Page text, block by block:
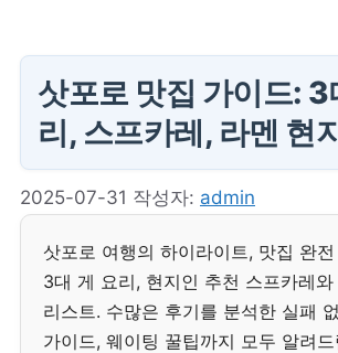
삿포로 맛집 가이드: 3
리, 스프카레, 라멘 현
2025-07-31 작성자: admin
삿포로 여행의 하이라이트, 맛집 완
3대 게 요리, 현지인 추천 스프카레
리스트. 수많은 후기를 분석한 실패
가이드, 웨이팅 꿀팁까지 모두 알려드